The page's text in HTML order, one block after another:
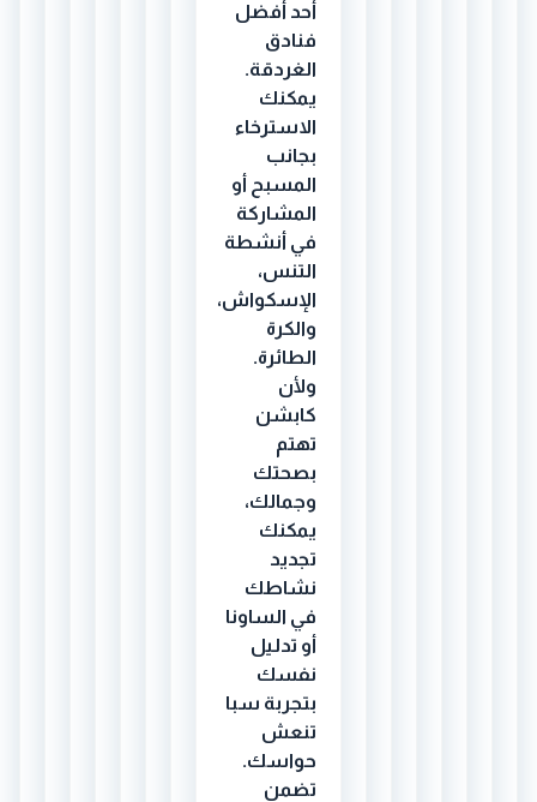
أحد أفضل
فنادق
الغردقة.
يمكنك
الاسترخاء
بجانب
المسبح أو
المشاركة
في أنشطة
التنس،
الإسكواش،
والكرة
الطائرة.
ولأن
كابشن
تهتم
بصحتك
وجمالك،
يمكنك
تجديد
نشاطك
في الساونا
أو تدليل
نفسك
بتجربة سبا
تنعش
حواسك.
تضمن